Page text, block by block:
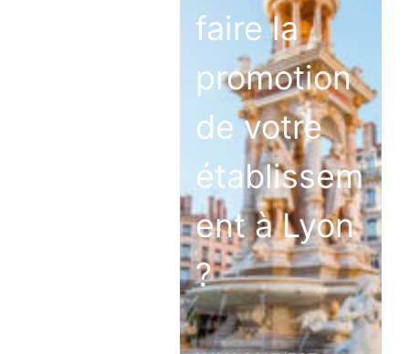
faire la
promotion
de votre
établissem
ent à Lyon
?